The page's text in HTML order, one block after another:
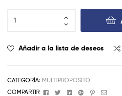
Añadir a la lista de deseos
CATEGORÍA: MULTIPROPOSITO
COMPARTIR
FacebookTwitterLinkedinGoogle+Pinterest
Email